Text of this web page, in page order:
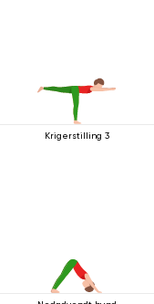
Krigerstilling 3